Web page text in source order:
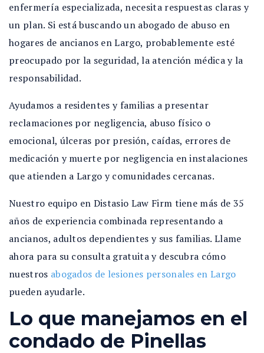
enfermería especializada, necesita respuestas claras y
un plan. Si está buscando un abogado de abuso en
hogares de ancianos en Largo, probablemente esté
preocupado por la seguridad, la atención médica y la
responsabilidad.
Ayudamos a residentes y familias a presentar
reclamaciones por negligencia, abuso físico o
emocional, úlceras por presión, caídas, errores de
medicación y muerte por negligencia en instalaciones
que atienden a Largo y comunidades cercanas.
Nuestro equipo en Distasio Law Firm tiene más de 35
años de experiencia combinada representando a
ancianos, adultos dependientes y sus familias. Llame
ahora para su consulta gratuita y descubra cómo
nuestros abogados de lesiones personales en Largo
pueden ayudarle.
Lo que manejamos en el
condado de Pinellas